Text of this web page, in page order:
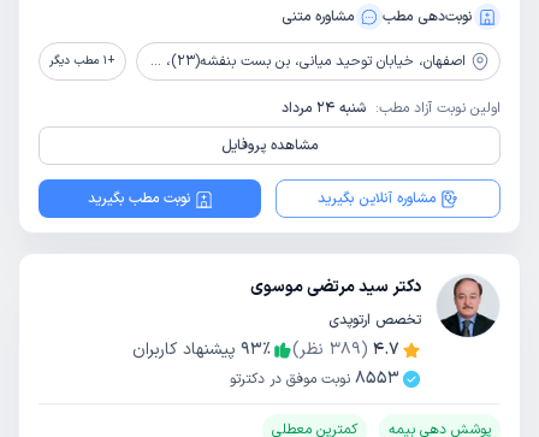
نوبت‌دهی مطب
مشاوره‌ متنی
اصفهان، خیابان توحید میانی، بن بست بنفشه(23)، جنب پارکینگ عمومی توحید، مجتمع آسمان، طبقه همکف +
1 مطب دیگر
اولین نوبت آزاد مطب: شنبه 24 مرداد
مشاهده پروفایل
مشاوره آنلاین بگیرید نوبت مطب بگیرید
دکتر سید مرتضی موسوی
تخصص ارتوپدی
4.7
(
389 نظر) 93٪
پیشنهاد کاربران
8553 نوبت موفق در دکترتو
پوشش دهی بیمه کمترین معطلی